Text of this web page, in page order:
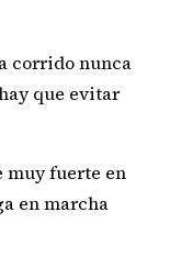
corrido nunca
que evitar
muy fuerte en
en marcha